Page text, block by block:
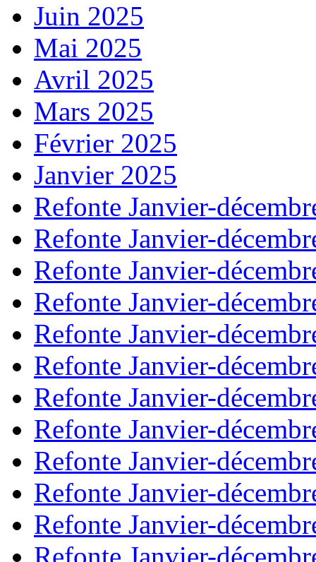
Juin 2025
Mai 2025
Avril 2025
Mars 2025
Février 2025
Janvier 2025
Refonte Janvier-
Refonte Janvier-
Refonte Janvier-
Refonte Janvier-
Refonte Janvier-
Refonte Janvier-
Refonte Janvier-
Refonte Janvier-
Refonte Janvier-
Refonte Janvier-
Refonte Janvier-